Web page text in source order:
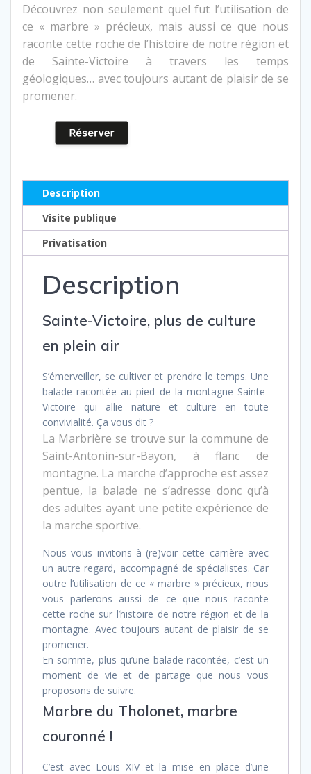
Découvrez non seulement quel fut l’utilisation de
ce « marbre » précieux, mais aussi ce que nous
raconte cette roche de l’histoire de notre région et
de Sainte-Victoire à travers les temps
géologiques… avec toujours autant de plaisir de se
promener.
Description
Visite publique
Privatisation
Description
Sainte-Victoire, plus de culture
en plein air
S’émerveiller, se cultiver et prendre le temps. Une
balade racontée au pied de la montagne Sainte-
Victoire qui allie nature et culture en toute
convivialité. Ça vous dit ?
La Marbrière se trouve sur la commune de
Saint-Antonin-sur-Bayon, à flanc de
montagne. La marche d’approche est assez
pentue, la balade ne s’adresse donc qu’à
des adultes ayant une petite expérience de
la marche sportive.
Nous vous invitons à (re)voir cette carrière avec
un autre regard, accompagné de spécialistes. Car
outre l’utilisation de ce « marbre » précieux, nous
vous parlerons aussi de ce que nous raconte
cette roche sur l’histoire de notre région et de la
montagne. Avec toujours autant de plaisir de se
promener.
En somme, plus qu’une balade racontée, c’est un
moment de vie et de partage que nous vous
proposons de suivre.
Marbre du Tholonet, marbre
couronné !
C’est avec Louis XIV et la mise en place d’une